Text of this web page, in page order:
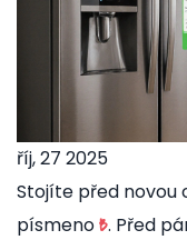
říj, 27 2025
Stojíte před novou
písmenoB. Před